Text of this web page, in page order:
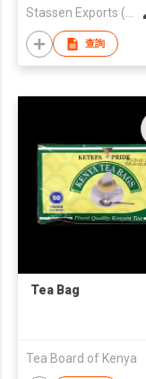
Stassen Exports (Private) Limited
查詢
Tea Bag
Tea Board of Kenya